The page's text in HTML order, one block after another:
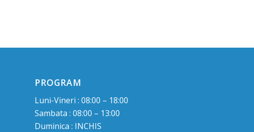
PROGRAM
Luni-Vineri : 08:00 – 18:00
Sambata : 08:00 – 13:00
Duminica : INCHIS